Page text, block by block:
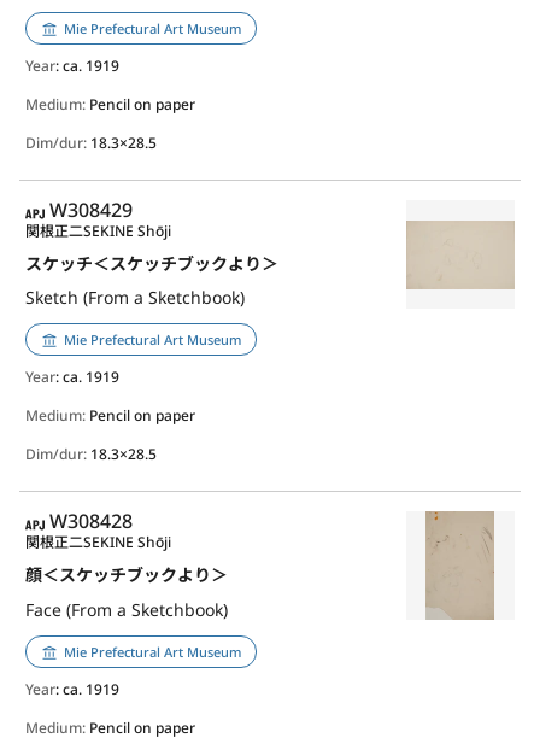
Mie Prefectural Art Museum
Year: ca. 1919
Medium: Pencil on paper
Dim/dur: 18.3×28.5
APJ
W308429
スケッチ＜スケッチブックより＞
Sketch (From a Sketchbook)
関根正二SEKINE Shōji
Mie Prefectural Art Museum
Year: ca. 1919
Medium: Pencil on paper
Dim/dur: 18.3×28.5
APJ
W308428
顔＜スケッチブックより＞
Face (From a Sketchbook)
関根正二SEKINE Shōji
Mie Prefectural Art Museum
Year: ca. 1919
Medium: Pencil on paper